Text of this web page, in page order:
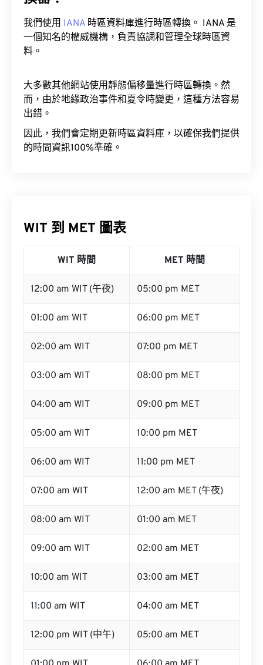
我們使用 IANA 時區資料庫進行時區轉換。 IANA 是
一個知名的權威機構，負責協調和管理全球時區資
料。
大多數其他網站使用靜態偏移量進行時區轉換。然
而，由於地緣政治事件和夏令時變更，這種方法容易
出錯。
因此，我們會定期更新時區資料庫，以確保我們提供
的時間資訊100%準確。
WIT 到 MET 圖表
WIT 時間 MET 時間
12:00 am WIT (午夜) 05:00 pm MET
01:00 am WIT 06:00 pm MET
02:00 am WIT 07:00 pm MET
03:00 am WIT 08:00 pm MET
04:00 am WIT 09:00 pm MET
05:00 am WIT 10:00 pm MET
06:00 am WIT 11:00 pm MET
07:00 am WIT 12:00 am MET (午夜)
08:00 am WIT 01:00 am MET
09:00 am WIT 02:00 am MET
10:00 am WIT 03:00 am MET
11:00 am WIT 04:00 am MET
12:00 pm WIT (中午) 05:00 am MET